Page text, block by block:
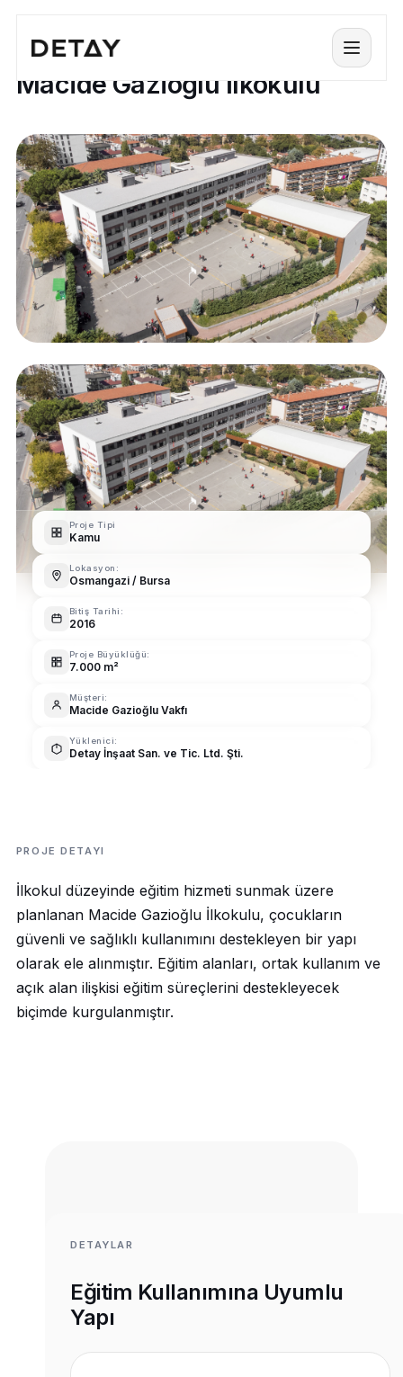
Menü
Macide Gazioğlu İlkokulu
Proje Tipi
Kamu
Lokasyon:
Osmangazi / Bursa
Bitiş Tarihi:
2016
Proje Büyüklüğü:
7.000 m²
Müşteri:
Macide Gazioğlu Vakfı
Yüklenici:
Detay İnşaat San. ve Tic. Ltd. Şti.
PROJE DETAYI
İlkokul düzeyinde eğitim hizmeti sunmak üzere
planlanan Macide Gazioğlu İlkokulu, çocukların
güvenli ve sağlıklı kullanımını destekleyen bir yapı
olarak ele alınmıştır. Eğitim alanları, ortak kullanım ve
açık alan ilişkisi eğitim süreçlerini destekleyecek
biçimde kurgulanmıştır.
DETAYLAR
Eğitim Kullanımına Uyumlu
Yapı